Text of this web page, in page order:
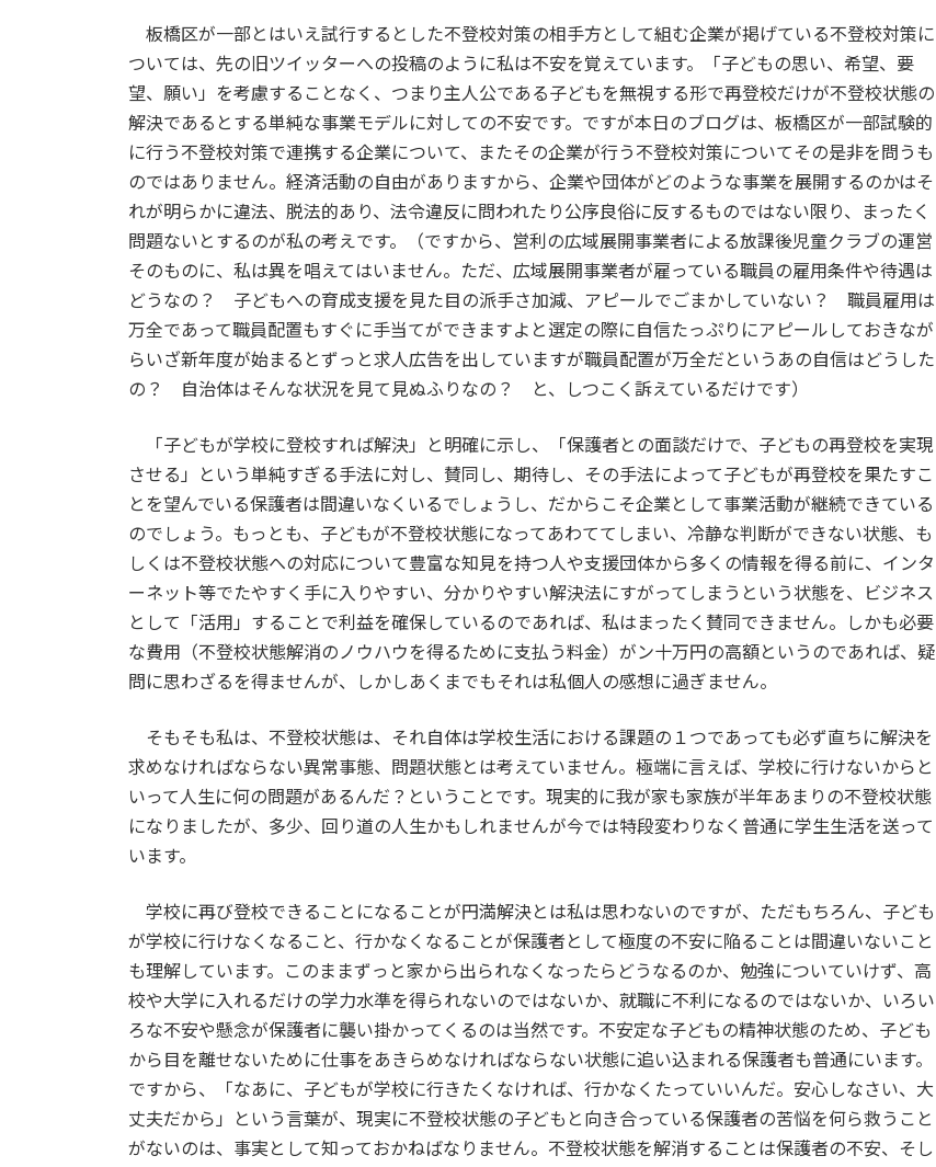
板橋区が一部とはいえ試行するとした不登校対策の相手方として組む企業が掲げている不登校対策に
ついては、先の旧ツイッターへの投稿のように私は不安を覚えています。「子どもの思い、希望、要
望、願い」を考慮することなく、つまり主人公である子どもを無視する形で再登校だけが不登校状態の
解決であるとする単純な事業モデルに対しての不安です。ですが本日のブログは、板橋区が一部試験的
に行う不登校対策で連携する企業について、またその企業が行う不登校対策についてその是非を問うも
のではありません。経済活動の自由がありますから、企業や団体がどのような事業を展開するのかはそ
れが明らかに違法、脱法的あり、法令違反に問われたり公序良俗に反するものではない限り、まったく
問題ないとするのが私の考えです。（ですから、営利の広域展開事業者による放課後児童クラブの運営
そのものに、私は異を唱えてはいません。ただ、広域展開事業者が雇っている職員の雇用条件や待遇は
どうなの？ 子どもへの育成支援を見た目の派手さ加減、アピールでごまかしていない？ 職員雇用は
万全であって職員配置もすぐに手当てができますよと選定の際に自信たっぷりにアピールしておきなが
らいざ新年度が始まるとずっと求人広告を出していますが職員配置が万全だというあの自信はどうした
の？ 自治体はそんな状況を見て見ぬふりなの？ と、しつこく訴えているだけです）
「子どもが学校に登校すれば解決」と明確に示し、「保護者との面談だけで、子どもの再登校を実現
させる」という単純すぎる手法に対し、賛同し、期待し、その手法によって子どもが再登校を果たすこ
とを望んでいる保護者は間違いなくいるでしょうし、だからこそ企業として事業活動が継続できている
のでしょう。もっとも、子どもが不登校状態になってあわててしまい、冷静な判断ができない状態、も
しくは不登校状態への対応について豊富な知見を持つ人や支援団体から多くの情報を得る前に、インタ
ーネット等でたやすく手に入りやすい、分かりやすい解決法にすがってしまうという状態を、ビジネス
として「活用」することで利益を確保しているのであれば、私はまったく賛同できません。しかも必要
な費用（不登校状態解消のノウハウを得るために支払う料金）がン十万円の高額というのであれば、疑
問に思わざるを得ませんが、しかしあくまでもそれは私個人の感想に過ぎません。
そもそも私は、不登校状態は、それ自体は学校生活における課題の１つであっても必ず直ちに解決を
求めなければならない異常事態、問題状態とは考えていません。極端に言えば、学校に行けないからと
いって人生に何の問題があるんだ？ということです。現実的に我が家も家族が半年あまりの不登校状態
になりましたが、多少、回り道の人生かもしれませんが今では特段変わりなく普通に学生生活を送って
います。
学校に再び登校できることになることが円満解決とは私は思わないのですが、ただもちろん、子ども
が学校に行けなくなること、行かなくなることが保護者として極度の不安に陥ることは間違いないこと
も理解しています。このままずっと家から出られなくなったらどうなるのか、勉強についていけず、高
校や大学に入れるだけの学力水準を得られないのではないか、就職に不利になるのではないか、いろい
ろな不安や懸念が保護者に襲い掛かってくるのは当然です。不安定な子どもの精神状態のため、子ども
から目を離せないために仕事をあきらめなければならない状態に追い込まれる保護者も普通にいます。
ですから、「なあに、子どもが学校に行きたくなければ、行かなくたっていいんだ。安心しなさい、大
丈夫だから」という言葉が、現実に不登校状態の子どもと向き合っている保護者の苦悩を何ら救うこと
がないのは、事実として知っておかねばなりません。不登校状態を解消することは保護者の不安、そし